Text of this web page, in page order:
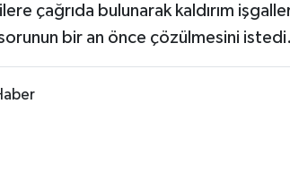
çağrıda bulunarak kaldırım
sorunun bir an önce çözülmesini istedi.